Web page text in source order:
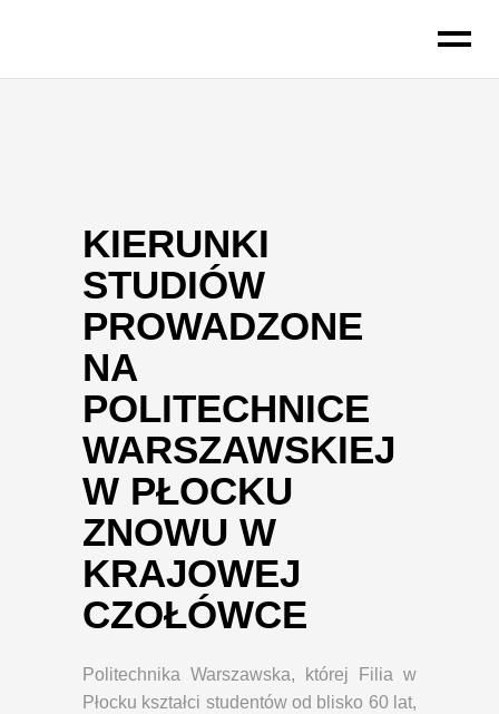
KIERUNKI
STUDIÓW
PROWADZONE
NA
POLITECHNICE
WARSZAWSKIEJ
W PŁOCKU
ZNOWU W
KRAJOWEJ
CZOŁÓWCE
Politechnika Warszawska, której Filia w
Płocku kształci studentów od blisko 60 lat,